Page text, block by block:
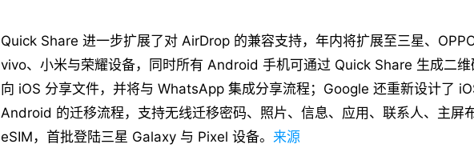
Quick Share 进一步扩展了对 AirDrop 的兼容支持，年内将扩展至三星、OPPO
vivo、小米与荣耀设备，同时所有 Android 手机可通过 Quick Share 生成二维
向 iOS 分享文件，并将与 WhatsApp 集成分享流程；Google 还重新设计了
Android 的迁移流程，支持无线迁移密码、照片、信息、应用、联系人、主屏
eSIM，首批登陆三星 Galaxy 与 Pixel 设备。 来源